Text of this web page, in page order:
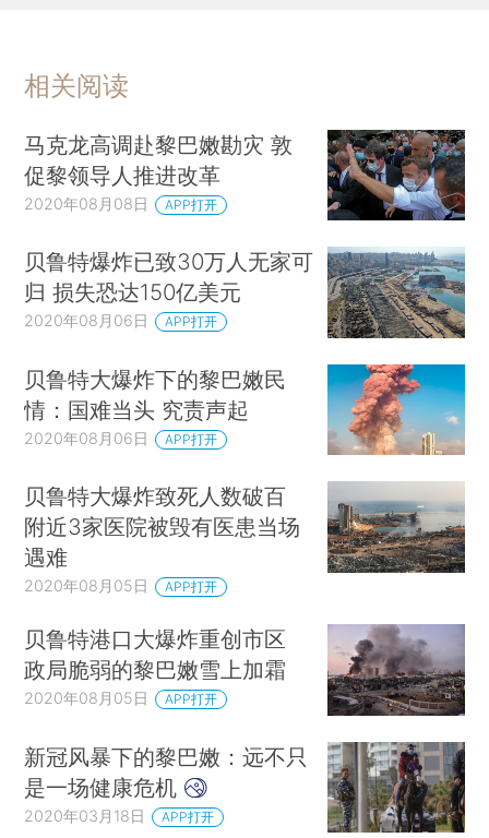
相关阅读
马克龙高调赴黎巴嫩勘灾 敦
促黎领导人推进改革
2020年08月08日 APP打开
贝鲁特爆炸已致30万人无家可
归 损失恐达150亿美元
2020年08月06日 APP打开
贝鲁特大爆炸下的黎巴嫩民
情：国难当头 究责声起
2020年08月06日 APP打开
贝鲁特大爆炸致死人数破百
附近3家医院被毁有医患当场
遇难
2020年08月05日 APP打开
贝鲁特港口大爆炸重创市区
政局脆弱的黎巴嫩雪上加霜
2020年08月05日 APP打开
新冠风暴下的黎巴嫩：远不只
是一场健康危机
2020年03月18日 APP打开